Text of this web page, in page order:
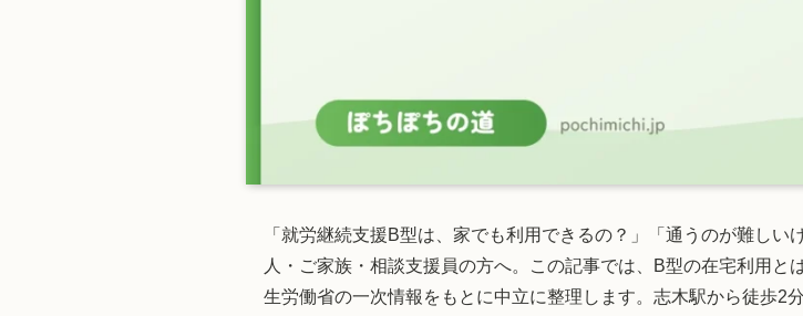
「就労継続支援B型は、家でも利用できるの？」「通うのが難し
人・ご家族・相談支援員の方へ。この記事では、B型の在宅利用
生労働省の一次情報をもとに中立に整理します。志木駅から徒歩2